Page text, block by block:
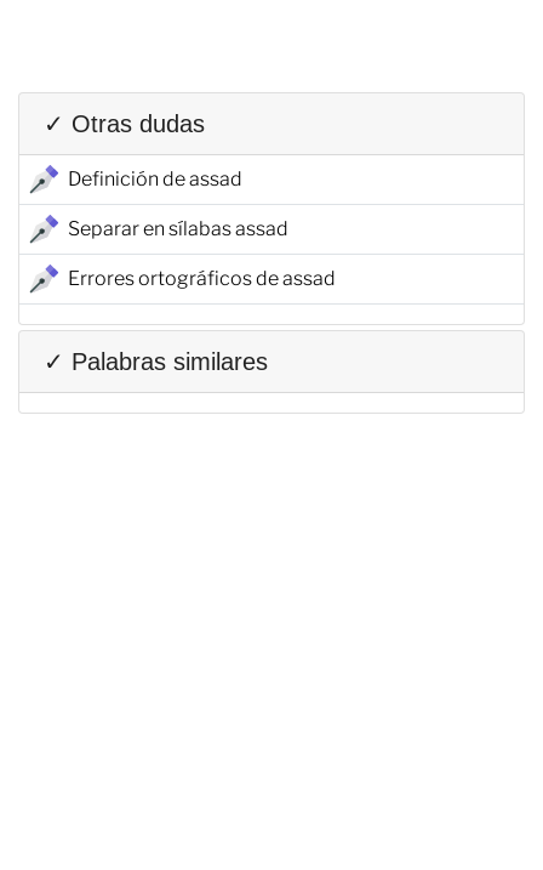
✓ Otras dudas
Definición de assad
Separar en sílabas assad
Errores ortográficos de assad
✓ Palabras similares